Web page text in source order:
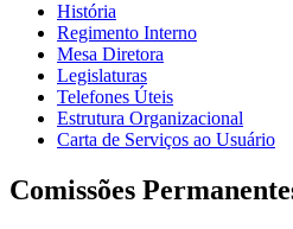
História
Regimento Interno
Mesa Diretora
Legislaturas
Telefones Úteis
Estrutura Organizacional
Carta de Serviços ao Usuário
Comissões